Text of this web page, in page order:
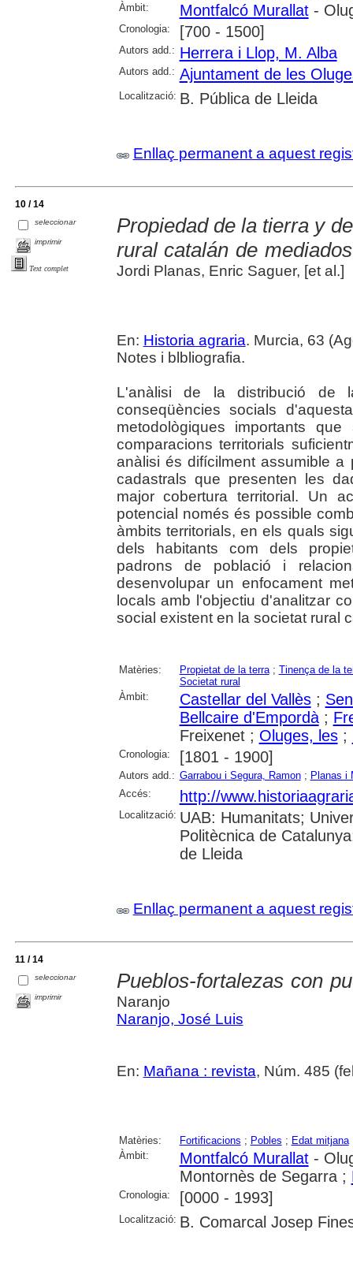
Àmbit:
Montfalcó Murallat-
Cronologia: [700 - 1500]
Autors add.: Herrera i Llop, M. Alba
Autors add.: Ajuntament de les
Localització: B. Pública de Lleida
Enllaç permanent a aquest
10 / 14
seleccionar
imprimir
Text complet
Propiedad de la tierra y
rural catalán de
Jordi Planas, Enric Saguer, [et al.]
En: Historia agraria. Murcia, 63
Notes i blbliografia.
L'anàlisi de la distribució
conseqüències socials
metodològiques importants
comparacions territorials
anàlisi és difícilment assumible
cadastrals que presenten les
major cobertura territorial. Un
potencial només és possible
àmbits territorials, en els quals
dels habitants com dels
padrons de població i
desenvolupar un enfocament
locals amb l'objectiu d'analitzar
social existent en la societat rural
Matèries: Propietat de la terra; Tinença de la
Societat rural
Àmbit:
Castellar del Vallès;
Bellcaire d'Empordà;
Freixenet ; Oluges, les;
Cronologia: [1801 - 1900]
Autors add.: Garrabou i Segura, Ramon; Planas i
Accés:
http://
Localització: UAB: Humanitats;
Politècnica de
de Lleida
Enllaç permanent a aquest
11 / 14
seleccionar
imprimir
Pueblos-fortalezas con
Naranjo
Naranjo, José Luis
En: Mañana : revista, Núm. 485
Matèries: Fortificacions ; Pobles ; Edat mitjana
Àmbit:
Montfalcó Murallat-
Montornès de Segarra ;
Cronologia: [0000 - 1993]
Localització: B. Comarcal Josep